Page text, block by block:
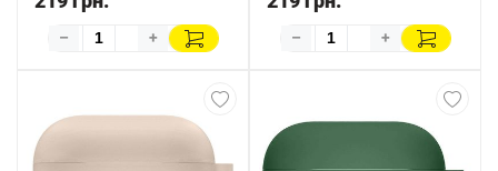
– + – +